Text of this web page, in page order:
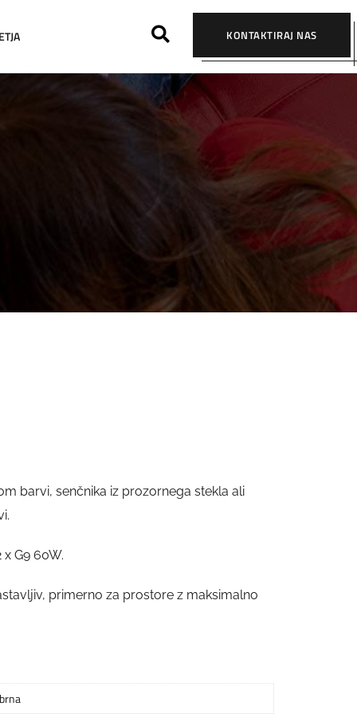
KONTAKTIRAJ NAS
barvi, senčnika iz prozornega stekla ali
x G9 60W.
primerno za prostore z maksimalno